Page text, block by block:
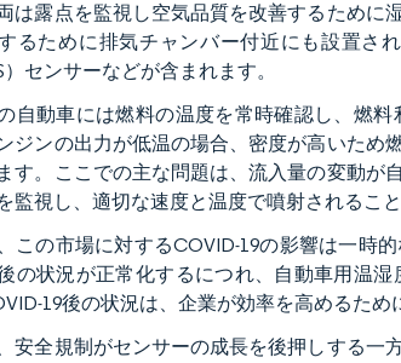
は露点を監視し空気品質を改善するために
るために排気チャンバー付近にも設置さ
）センサーなどが含まれます。
自動車には燃料の温度を常時確認し、燃
ジンの出力が低温の場合、密度が高いため
す。ここでの主な問題は、流入量の変動
監視し、適切な速度と温度で噴射されること
この市場に対するCOVID-19の影響は一時
の状況が正常化するにつれ、自動車用温
19後の状況は、企業が効率を高めるた
安全規制がセンサーの成長を後押しする一